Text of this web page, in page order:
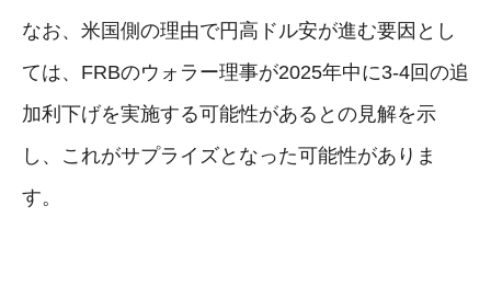
なお、米国側の理由で円高ドル安が進む要因とし
ては、FRBのウォラー理事が2025年中に3-4回の追
加利下げを実施する可能性があるとの見解を示
し、これがサプライズとなった可能性がありま
す。